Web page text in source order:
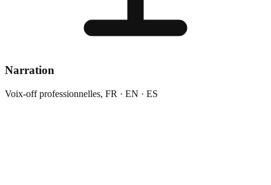
Narration
Voix-off professionnelles, FR · EN · ES